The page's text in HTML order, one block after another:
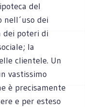
del
nell´uso dei
dei poteri di
la
clientele. Un
vastissimo
è precisamente
e per esteso